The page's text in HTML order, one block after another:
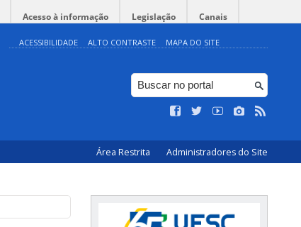
Acesso à informação Legislação Canais
ACESSIBILIDADE ALTO CONTRASTE MAPA DO SITE
Área Restrita Administradores do Site